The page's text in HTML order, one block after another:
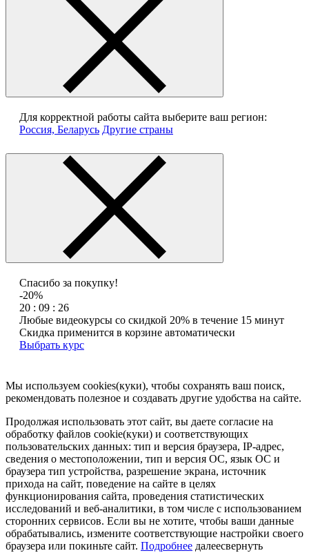
Для корректной работы сайта выберите ваш регион:
Россия, Беларусь Другие страны
Спасибо за покупку!
-20%
20 : 09 : 26
Любые видеокурсы со скидкой 20% в течение 15 минут
Скидка применится в корзине автоматически
Выбрать курс
Мы используем cookies(куки), чтобы сохранять ваш поиск,
рекомендовать полезное и создавать другие удобства на сайте.
Продолжая использовать этот сайт, вы даете согласие на
обработку файлов cookie(куки) и соответствующих
пользовательских данных: тип и версия браузера, IP-адрес,
сведения о местоположении, тип и версия ОС, язык ОС и
браузера тип устройства, разрешение экрана, источник
прихода на сайт, поведение на сайте в целях
функционирования сайта, проведения статистических
исследований и веб-аналитики, в том числе с использованием
сторонних сервисов. Если вы не хотите, чтобы ваши данные
обрабатывались, измените соответствующие настройки своего
браузера или покиньте сайт. Подробнее далеесвернуть